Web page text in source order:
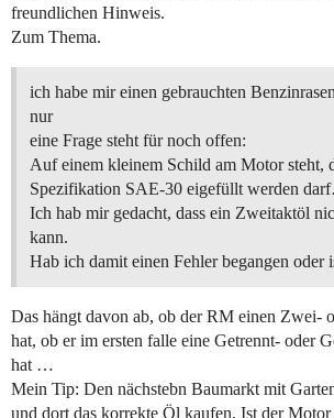
freundlichen Hinweis.
Zum Thema.
ich habe mir einen gebrauchten
nur
eine Frage steht für noch offen:
Auf einem kleinem Schild am Motor steht,
Spezifikation SAE-30 eigefüllt werden
Ich hab mir gedacht, dass ein Zweitaktöl
kann.
Hab ich damit einen Fehler begangen oder
Das hängt davon ab, ob der RM einen Zwei-
hat, ob er im ersten falle eine Getrennt- oder
hat …
Mein Tip: Den nächstebn Baumarkt mit
und dort das korrekte Öl kaufen. Ist der Motor